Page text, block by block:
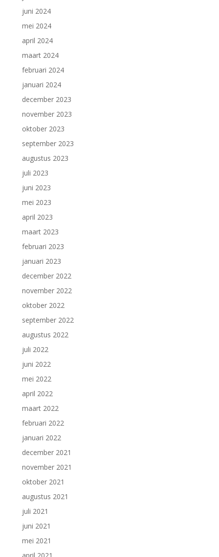
juni 2024
mei 2024
april 2024
maart 2024
februari 2024
januari 2024
december 2023
november 2023
oktober 2023
september 2023
augustus 2023
juli 2023
juni 2023
mei 2023
april 2023
maart 2023
februari 2023
januari 2023
december 2022
november 2022
oktober 2022
september 2022
augustus 2022
juli 2022
juni 2022
mei 2022
april 2022
maart 2022
februari 2022
januari 2022
december 2021
november 2021
oktober 2021
augustus 2021
juli 2021
juni 2021
mei 2021